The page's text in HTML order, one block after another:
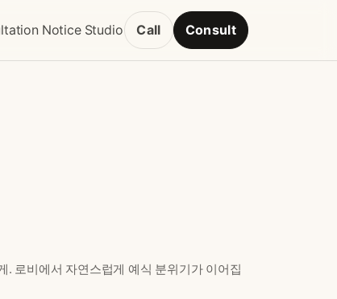
Notice Studio Call Consult
. 로비에서 자연스럽게 예식 분위기가 이어집